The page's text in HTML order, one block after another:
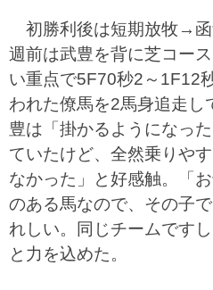
初勝利後は短期放牧→函
週前は武豊を背に芝コー
い重点で5F70秒2～1F12
われた僚馬を2馬身追走し
豊は「掛かるようになっ
ていたけど、全然乗りや
なかった」と好感触。「
のある馬なので、その子
れしい。同じチームです
と力を込めた。